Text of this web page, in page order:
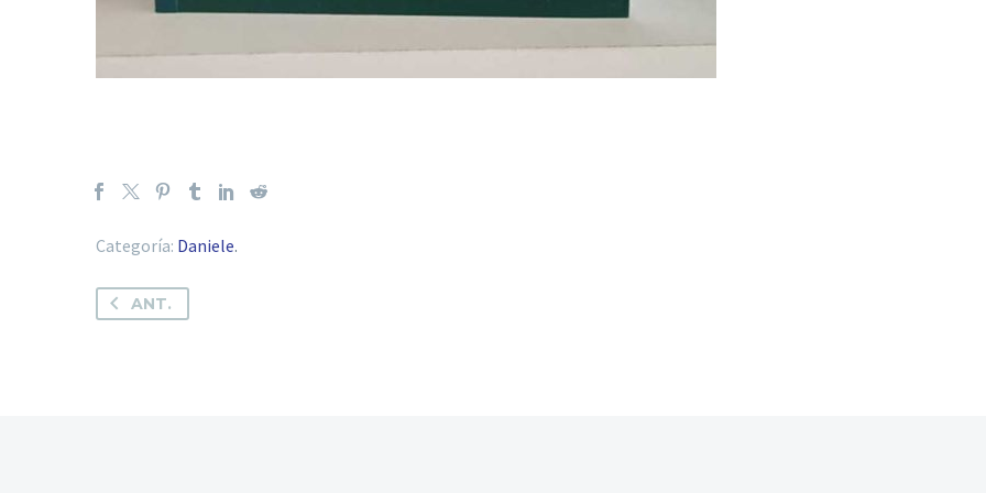
Categoría: Daniele.
ANT.